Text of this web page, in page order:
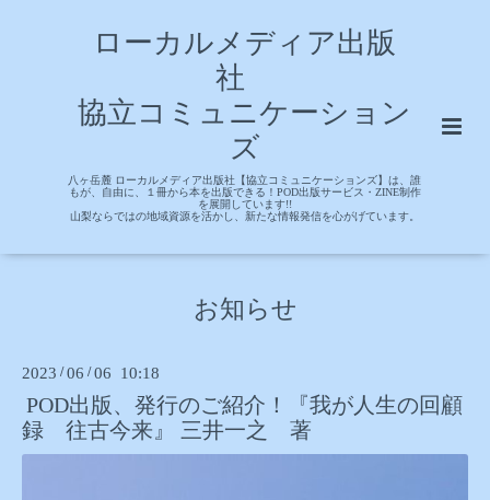
ローカルメディア出版
社
協立コミュニケーション
ズ
八ヶ岳麓 ローカルメディア出版社【協立コミュニケーションズ】は、誰
もが、自由に、１冊から本を出版できる！POD出版サービス・ZINE制作
を展開しています!!
山梨ならではの地域資源を活かし、新たな情報発信を心がげています。
お知らせ
2023 /06 /06 10:18
POD出版、発行のご紹介！『我が人生の回顧
録 往古今来』 三井一之 著